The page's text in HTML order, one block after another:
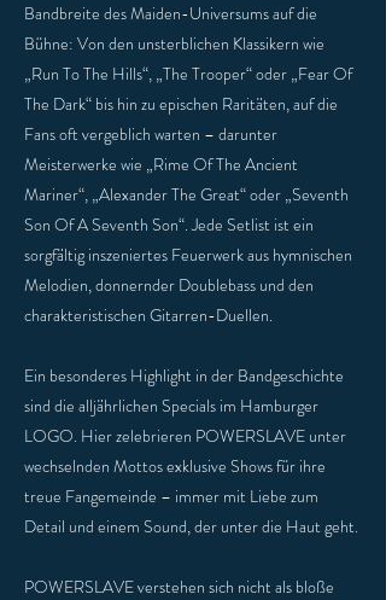
Bandbreite des Maiden-Universums auf die
Bühne: Von den unsterblichen Klassikern wie
„Run To The Hills“, „The Trooper“ oder „Fear Of
The Dark“ bis hin zu epischen Raritäten, auf die
Fans oft vergeblich warten – darunter
Meisterwerke wie „Rime Of The Ancient
Mariner“, „Alexander The Great“ oder „Seventh
Son Of A Seventh Son“. Jede Setlist ist ein
sorgfältig inszeniertes Feuerwerk aus hymnischen
Melodien, donnernder Doublebass und den
charakteristischen Gitarren-Duellen.
Ein besonderes Highlight in der Bandgeschichte
sind die alljährlichen Specials im Hamburger
LOGO. Hier zelebrieren POWERSLAVE unter
wechselnden Mottos exklusive Shows für ihre
treue Fangemeinde – immer mit Liebe zum
Detail und einem Sound, der unter die Haut geht.
POWERSLAVE verstehen sich nicht als bloße